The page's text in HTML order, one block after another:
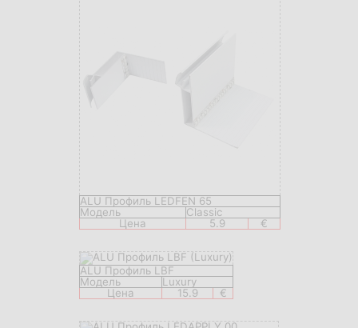
ALU Профиль LEDFEN 65
Модель
Classic
Цена
5.9 €
ALU Профиль LBF
Модель
Luxury
Цена
15.9 €